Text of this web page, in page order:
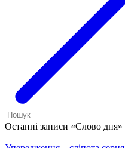
Останні записи «Слово дня»